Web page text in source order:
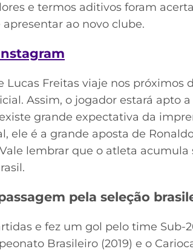
e termos aditivos foram
ao novo clube.
Freitas viaje nos próximos
Assim, o jogador estará apto
grande expectativa da
ele é a grande aposta de
lembrar que o atleta acumula
pela seleção
e fez um gol pelo time Sub-
Brasileiro (2019) e o